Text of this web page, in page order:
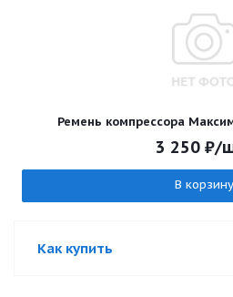
Ремень компрессора
3 250₽/
В корзину
Как купить